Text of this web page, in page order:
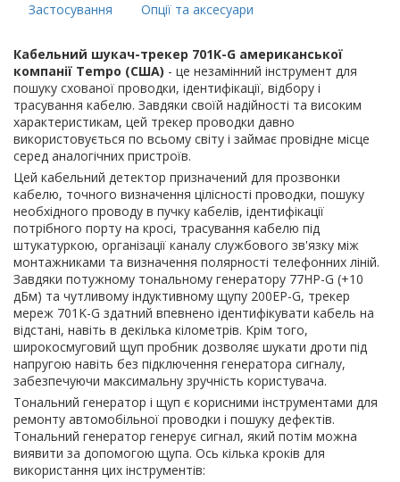
Застосування Опції та аксесуари
Кабельний шукач-трекер 701K-G американської
компанії Tempo (США) - це незамінний інструмент для
пошуку схованої проводки, ідентифікації, відбору і
трасування кабелю. Завдяки своїй надійності та високим
характеристикам, цей трекер проводки давно
використовується по всьому світу і займає провідне місце
серед аналогічних пристроїв.
Цей кабельний детектор призначений для прозвонки
кабелю, точного визначення цілісності проводки, пошуку
необхідного проводу в пучку кабелів, ідентифікації
потрібного порту на кросі, трасування кабелю під
штукатуркою, організації каналу службового зв'язку між
монтажниками та визначення полярності телефонних ліній.
Завдяки потужному тональному генератору 77HP-G (+10
дБм) та чутливому індуктивному щупу 200EP-G, трекер
мереж 701K-G здатний впевнено ідентифікувати кабель на
відстані, навіть в декілька кілометрів. Крім того,
широкосмуговий щуп пробник дозволяє шукати дроти під
напругою навіть без підключення генератора сигналу,
забезпечуючи максимальну зручність користувача.
Тональний генератор і щуп є корисними інструментами для
ремонту автомобільної проводки і пошуку дефектів.
Тональний генератор генерує сигнал, який потім можна
виявити за допомогою щупа. Ось кілька кроків для
використання цих інструментів: